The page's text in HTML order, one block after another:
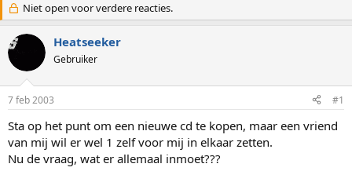
d
e
r
p
s
t
a
r
t
a
r
d
a
m
Niet open voor verdere reacties.
Heatseeker
Gebruiker
7 feb 2003 #1
Sta op het punt om een nieuwe cd te kopen, maar een vriend
van mij wil er wel 1 zelf voor mij in elkaar zetten.
Nu de vraag, wat er allemaal inmoet???